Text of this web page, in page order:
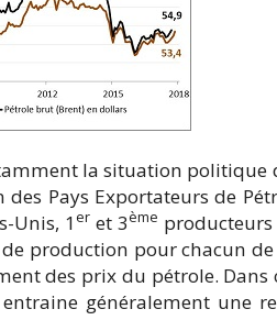
la situation politique
Pays Exportateurs de
Unis, 1 er et 3ème
production pour chacun de
des prix du pétrole. Dans
généralement une